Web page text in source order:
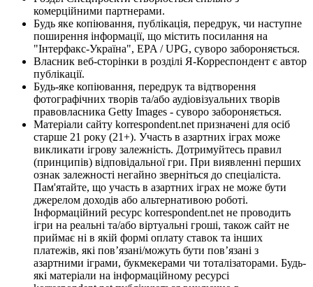
комерційними партнерами.
Будь яке копіювання, публікація, передрук, чи наступне
поширення інформації, що містить посилання на
"Інтерфакс-Україна", EPA / UPG, суворо забороняється.
Власник веб-сторінки в розділі Я-Корреспондент є автор
публікації.
Будь-яке копіювання, передрук та відтворення
фотографічних творів та/або аудіовізуальних творів
правовласника Getty Images - суворо забороняється.
Матеріали сайту korrespondent.net призначені для осіб
старше 21 року (21+). Участь в азартних іграх може
викликати ігрову залежність. Дотримуйтесь правил
(принципів) відповідальної гри. При виявленні перших
ознак залежності негайно зверніться до спеціаліста.
Пам'ятайте, що участь в азартних іграх не може бути
джерелом доходів або альтернативою роботі.
Інформаційний ресурс korrespondent.net не проводить
ігри на реальні та/або віртуальні гроші, також сайт не
приймає ні в якій формі оплату ставок та інших
платежів, які пов’язані/можуть бути пов’язані з
азартними іграми, букмекерами чи тоталізаторами. Будь-
які матеріали на інформаційному ресурсі